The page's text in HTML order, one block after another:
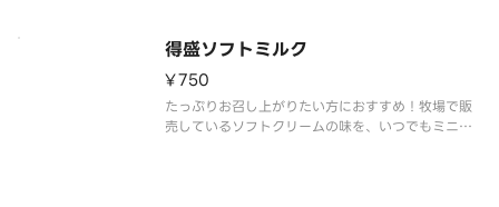
得盛ソフトミルク
¥750
たっぷりお召し上がりたい方におすすめ！牧場で販
売しているソフトクリームの味を、いつでもミニス